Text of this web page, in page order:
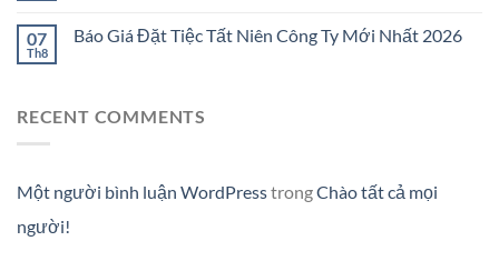
07
Th8
Báo Giá Đặt Tiệc Tất Niên Công Ty Mới Nhất 2026
RECENT COMMENTS
Một người bình luận WordPresstrongChào tất cả mọi
người!